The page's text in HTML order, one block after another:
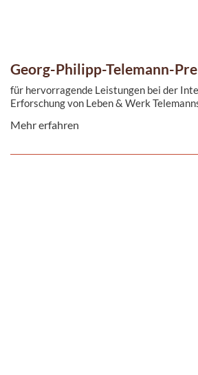
Georg-Philipp-Telemann-
für hervorragende Leistungen bei der
Erforschung von Leben & Werk
Mehr erfahren